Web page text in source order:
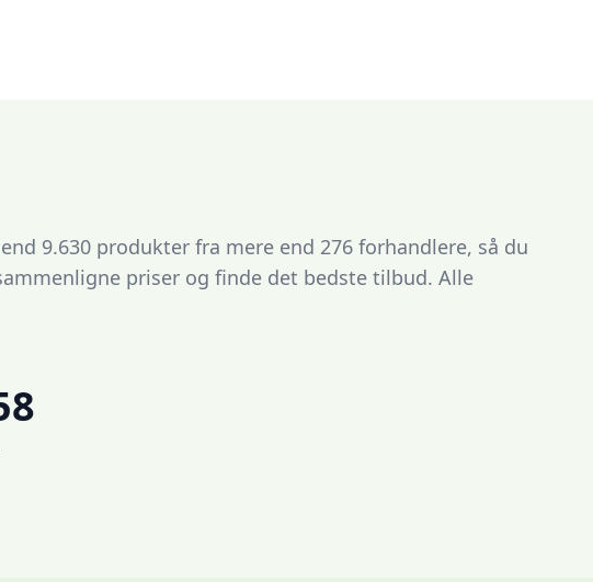
9.630 produkter fra mere end 276 forhandlere, så du
priser og finde det bedste tilbud. Alle